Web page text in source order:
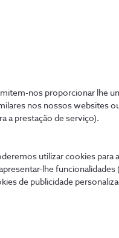
nos proporcionar lhe
nos nossos websites
a prestação de serviço).
utilizar cookies para
lhe
de publicidade